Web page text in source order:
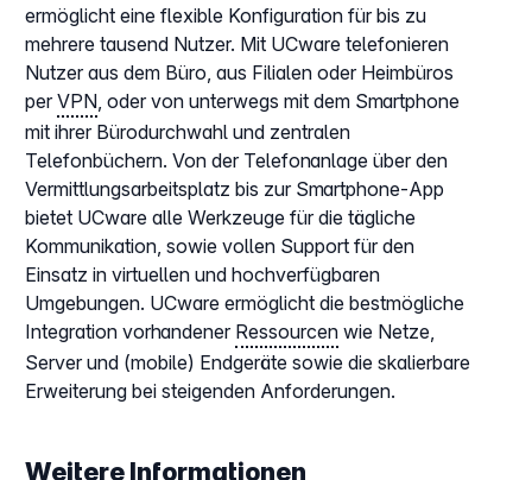
ermöglicht eine flexible Konfiguration für bis zu
mehrere tausend Nutzer. Mit UCware telefonieren
Nutzer aus dem Büro, aus Filialen oder Heimbüros
per VPN, oder von unterwegs mit dem Smartphone
mit ihrer Bürodurchwahl und zentralen
Telefonbüchern. Von der Telefonanlage über den
Vermittlungsarbeitsplatz bis zur Smartphone-App
bietet UCware alle Werkzeuge für die tägliche
Kommunikation, sowie vollen Support für den
Einsatz in virtuellen und hochverfügbaren
Umgebungen. UCware ermöglicht die bestmögliche
Integration vorhandener Ressourcen wie Netze,
Server und (mobile) Endgeräte sowie die skalierbare
Erweiterung bei steigenden Anforderungen.
Weitere Informationen